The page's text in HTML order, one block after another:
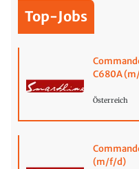
Top-Jobs
C680A
Österreich
(m/f/d)